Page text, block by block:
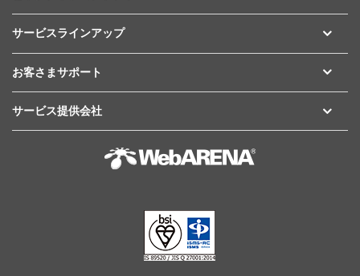
サービスラインアップ
お客さまサポート
サービス提供会社